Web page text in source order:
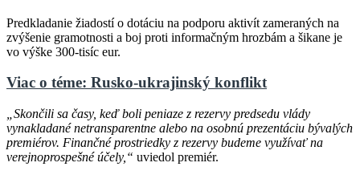
Predkladanie žiadostí o dotáciu na podporu aktivít zameraných na
zvýšenie gramotnosti a boj proti informačným hrozbám a šikane je
vo výške 300-tisíc eur.
Viac o téme: Rusko-ukrajinský konflikt
„Skončili sa časy, keď boli peniaze z rezervy predsedu vlády
vynakladané netransparentne alebo na osobnú prezentáciu bývalých
premiérov. Finančné prostriedky z rezervy budeme využívať na
verejnoprospešné účely,“ uviedol premiér.